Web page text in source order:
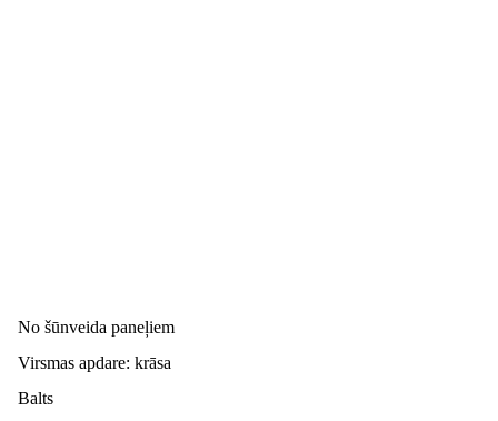
No šūnveida paneļiem
Virsmas apdare: krāsa
Balts